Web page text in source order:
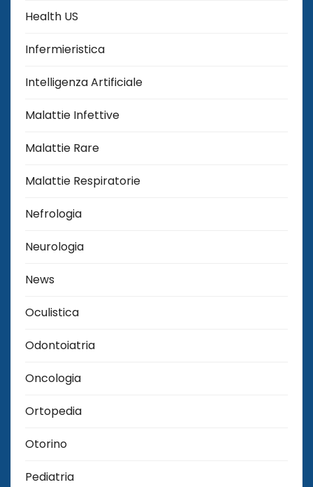
Health US
Infermieristica
Intelligenza Artificiale
Malattie Infettive
Malattie Rare
Malattie Respiratorie
Nefrologia
Neurologia
News
Oculistica
Odontoiatria
Oncologia
Ortopedia
Otorino
Pediatria